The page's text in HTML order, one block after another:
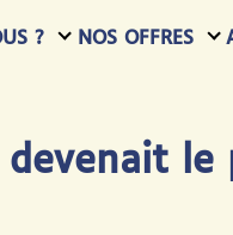
? NOS OFFRES